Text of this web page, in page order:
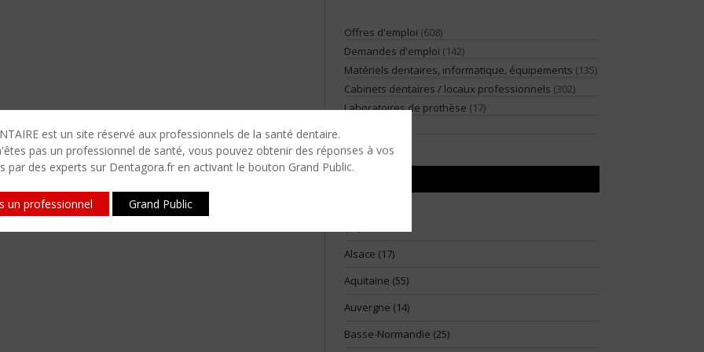
est un site réservé aux professionnels de la santé dentaire.
pas un professionnel de santé, vous pouvez obtenir des réponses à vos
par des experts sur Dentagora.fr en activant le bouton Grand Public.
un professionnel Grand Public
Offres d'emploi (608)
Demandes d'emploi (142)
Matériels dentaires, informatique, équipements (135)
Cabinets dentaires / locaux professionnels (302)
Laboratoires de prothèse (17)
Alsace (17)
Aquitaine (55)
Auvergne (14)
Basse-Normandie (25)